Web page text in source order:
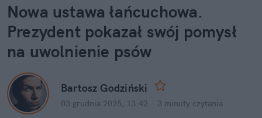
Nowa ustawa łańcuchowa.
Prezydent pokazał swój pomysł
na uwolnienie psów
Bartosz Godziński
03 grudnia 2025, 13:42 3 minuty czytania